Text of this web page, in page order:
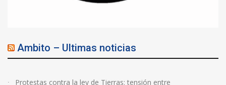
Ambito – Ultimas noticias
Protestas contra la ley de Tierras: tensión entre